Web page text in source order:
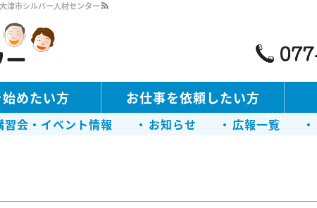
津市シルバー人材センター
めたい方 お仕事を依頼したい方
習会・イベント情報 お知らせ 広報一覧